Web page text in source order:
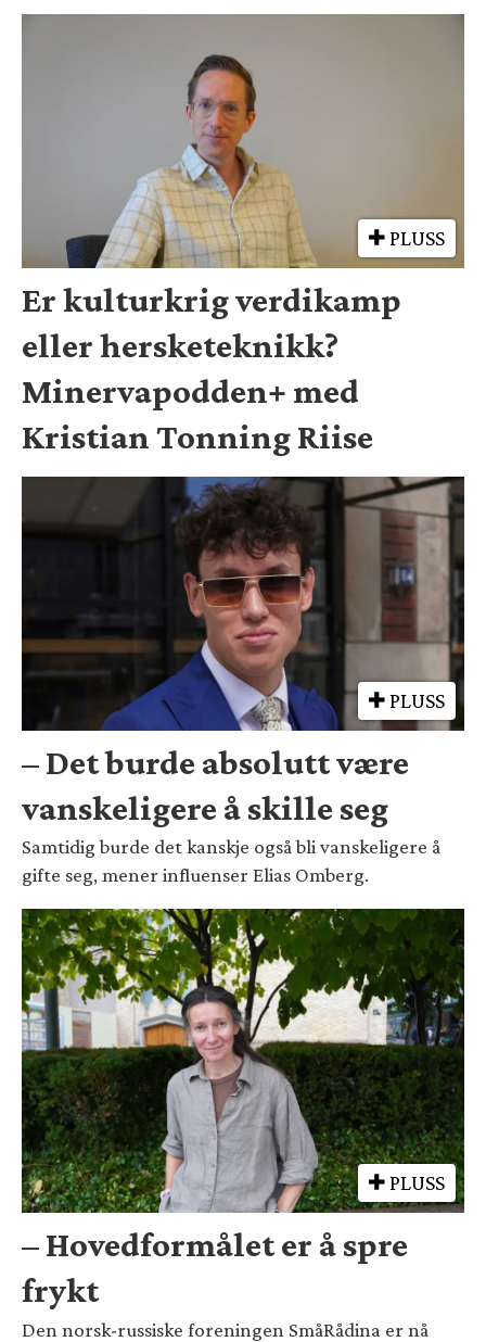
PLUSS
Er kulturkrig verdikamp
eller hersketeknikk?
Minervapodden+ med
Kristian Tonning Riise
PLUSS
– Det burde absolutt være
vanskeligere å skille seg
Samtidig burde det kanskje også bli vanskeligere å
gifte seg, mener influenser Elias Omberg.
PLUSS
– Hovedformålet er å spre
frykt
Den norsk-russiske foreningen SmåRådina er nå